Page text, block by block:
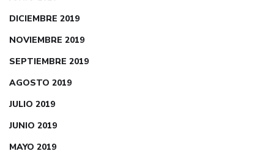
DICIEMBRE 2019
NOVIEMBRE 2019
SEPTIEMBRE 2019
AGOSTO 2019
JULIO 2019
JUNIO 2019
MAYO 2019